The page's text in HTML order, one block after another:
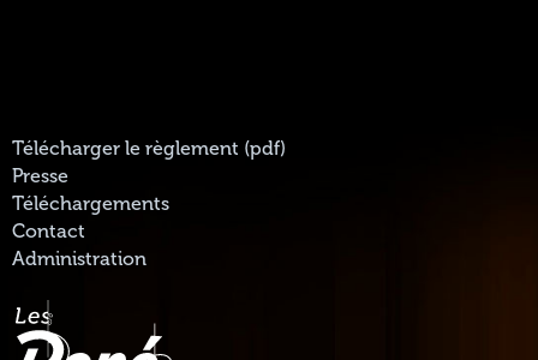
Télécharger le règlement (pdf)
Presse
Téléchargements
Contact
Administration